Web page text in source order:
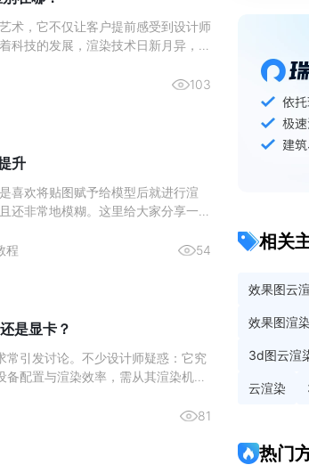
术，它不仅让客户提前感受到设计师
科技的发展，渲染技术日新月异，室
将深入分析这两种渲染方式的区别，
103
升
喜欢将贴图赋予给模型后就进行渲
还非常地模糊。这里给大家分享一个
入贴图生成器中。2、 然后再点击上
程 54
是显卡？
引发讨论。不少设计师疑惑：它究
配置与渲染效率，需从其渲染机制
件投入的优先级一直是关键问题。核
81
相关
效果图云
效果图渲
3d图云渲
云渲染
热门